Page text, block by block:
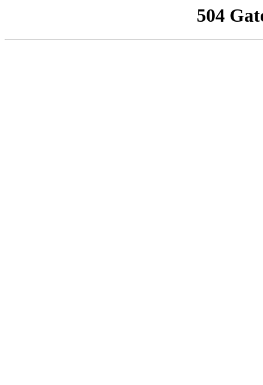
504